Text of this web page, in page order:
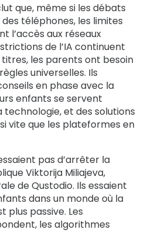
que, même si les débats
téléphones, les limites
l’accès aux réseaux
de l’IA continuent
les parents ont besoin
universelles. Ils
en phase avec la
enfants se servent
et des solutions
vite que les plateformes en
pas d’arrêter la
Viktorija Miliajeva,
de Qustodio. Ils essaient
dans un monde où la
plus passive. Les
les algorithmes